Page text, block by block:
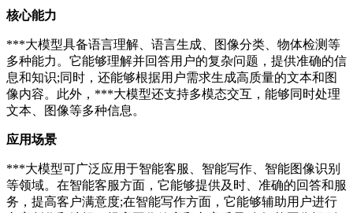
核心能力
***大模型具备语言理解、语言生成、图像分类、物体检测等
多种能力。它能够理解并回答用户的复杂问题，提供准确的信
息和知识;同时，还能够根据用户需求生成高质量的文本和图
像内容。此外，***大模型还支持多模态交互，能够同时处理
文本、图像等多种信息。
应用场景
***大模型可广泛应用于智能客服、智能写作、智能图像识别
等领域。在智能客服方面，它能够提供及时、准确的回答和服
务，提高客户满意度;在智能写作方面，它能够辅助用户进行